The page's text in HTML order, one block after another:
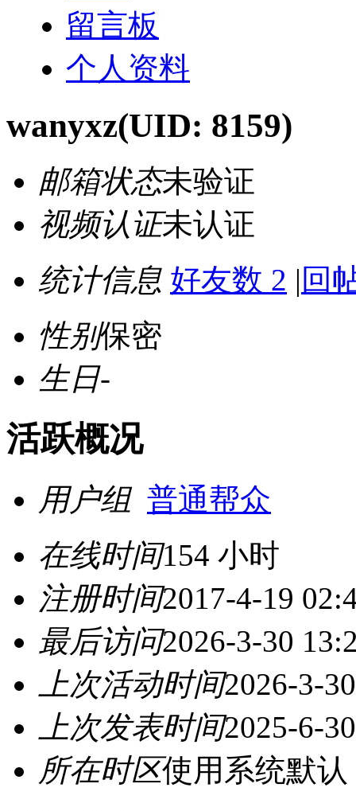
留言板
个人资料
wanyxz(UID: 8159)
邮箱状态未验证
视频认证未认证
统计信息 好友数 2 | 回
性别保密
生日-
活跃概况
用户组 普通帮众
在线时间154 小时
注册时间2017-4-19
最后访问2026-3-30
上次活动时间2026-3-
上次发表时间2025-6-
所在时区使用系统默认